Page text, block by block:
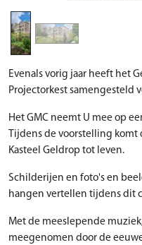
Evenals vorig jaar heeft het
Projectorkest samengesteld
Het GMC neemt U mee op
Tijdens de voorstelling komt
Kasteel Geldrop tot leven.
Schilderijen en foto's en
hangen vertellen tijdens dit
Met de meeslepende
meegenomen door de